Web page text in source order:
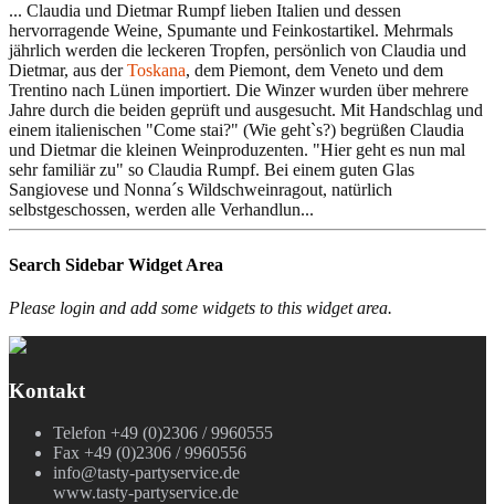
... Claudia und Dietmar Rumpf lieben Italien und dessen
hervorragende Weine, Spumante und Feinkostartikel. Mehrmals
jährlich werden die leckeren Tropfen, persönlich von Claudia und
Dietmar, aus derToskana, dem Piemont, dem Veneto und dem
Trentino nach Lünen importiert. Die Winzer wurden über mehrere
Jahre durch die beiden geprüft und ausgesucht. Mit Handschlag und
einem italienischen "Come stai?" (Wie geht`s?) begrüßen Claudia
und Dietmar die kleinen Weinproduzenten. "Hier geht es nun mal
sehr familiär zu" so Claudia Rumpf. Bei einem guten Glas
Sangiovese und Nonna´s Wildschweinragout, natürlich
selbstgeschossen, werden alle Verhandlun...
Search Sidebar Widget Area
Please login and add some widgets to this widget area.
Kontakt
Telefon +49 (0)2306 / 9960555
Fax +49 (0)2306 / 9960556
info@tasty-partyservice.de
www.tasty-partyservice.de